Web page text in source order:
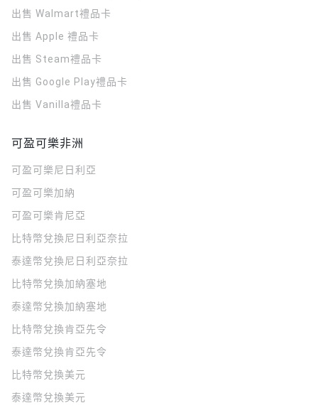
出售 Walmart禮品卡
出售 Apple 禮品卡
出售 Steam禮品卡
出售 Google Play禮品卡
出售 Vanilla禮品卡
可盈可樂非洲
可盈可樂 尼日利亞
可盈可樂加納
可盈可樂肯尼亞
比特幣兌換尼日利亞奈拉
泰達幣兌換尼日利亞奈拉
比特幣兌換加納塞地
泰達幣兌換加納塞地
比特幣兌換肯亞先令
泰達幣兌換肯亞先令
比特幣兌換美元
泰達幣兌換美元